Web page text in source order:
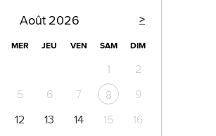
>
Août 2026
MER JEU VEN SAM DIM
1
2
5 6 7 8
9
12 13 14 15
16